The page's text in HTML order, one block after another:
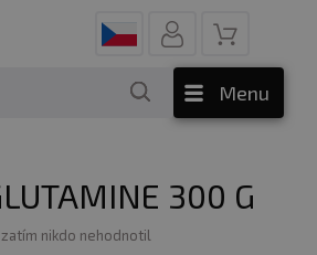
Menu
300 G
nikdo nehodnotil